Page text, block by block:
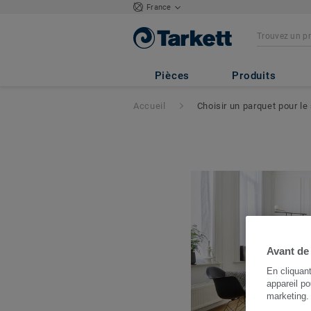
France
Pièces Produits
Accueil Choisir un parquet pour le
Avant
En
appareil
marketing.